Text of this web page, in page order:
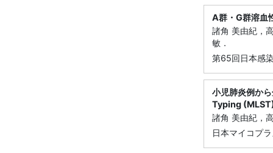
A群・G群溶血
諸角 美由紀
敏．
第65回日本感
小児肺炎例か
Typing
諸角 美由紀，
日本マイコプ